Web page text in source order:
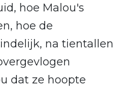
hoe Malou's
hoe de
na tientallen
dat ze hoopte